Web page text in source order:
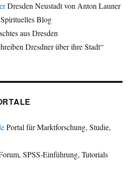
Dresden Neustadt von Anton Launer
Spirituelles Blog
aus Dresden
Dresdner über ihre Stadt“
Portal für Marktforschung, Studie,
SPSS-Einführung, Tutorials